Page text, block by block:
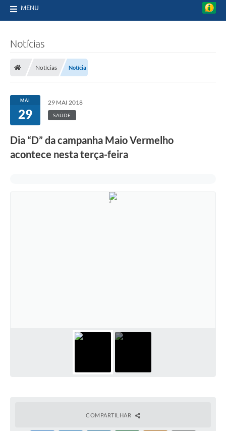
MENU
Notícias
Notícias Notícia
MAI
29
29 MAI 2018
SAÚDE
Dia “D” da campanha Maio Vermelho
acontece nesta terça-feira
COMPARTILHAR